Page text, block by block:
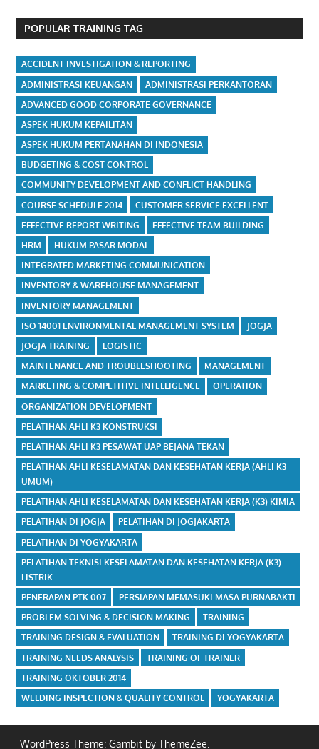
POPULAR TRAINING TAG
ACCIDENT INVESTIGATION & REPORTING
ADMINISTRASI KEUANGAN
ADMINISTRASI PERKANTORAN
ADVANCED GOOD CORPORATE GOVERNANCE
ASPEK HUKUM KEPAILITAN
ASPEK HUKUM PERTANAHAN DI INDONESIA
BUDGETING & COST CONTROL
COMMUNITY DEVELOPMENT AND CONFLICT HANDLING
COURSE SCHEDULE 2014
CUSTOMER SERVICE EXCELLENT
EFFECTIVE REPORT WRITING
EFFECTIVE TEAM BUILDING
HRM
HUKUM PASAR MODAL
INTEGRATED MARKETING COMMUNICATION
INVENTORY & WAREHOUSE MANAGEMENT
INVENTORY MANAGEMENT
ISO 14001 ENVIRONMENTAL MANAGEMENT SYSTEM
JOGJA
JOGJA TRAINING
LOGISTIC
MAINTENANCE AND TROUBLESHOOTING
MANAGEMENT
MARKETING & COMPETITIVE INTELLIGENCE
OPERATION
ORGANIZATION DEVELOPMENT
PELATIHAN AHLI K3 KONSTRUKSI
PELATIHAN AHLI K3 PESAWAT UAP BEJANA TEKAN
PELATIHAN AHLI KESELAMATAN DAN KESEHATAN KERJA (AHLI K3
UMUM)
PELATIHAN AHLI KESELAMATAN DAN KESEHATAN KERJA (K3) KIMIA
PELATIHAN DI JOGJA
PELATIHAN DI JOGJAKARTA
PELATIHAN DI YOGYAKARTA
PELATIHAN TEKNISI KESELAMATAN DAN KESEHATAN KERJA (K3)
LISTRIK
PENERAPAN PTK 007
PERSIAPAN MEMASUKI MASA PURNABAKTI
PROBLEM SOLVING & DECISION MAKING
TRAINING
TRAINING DESIGN & EVALUATION
TRAINING DI YOGYAKARTA
TRAINING NEEDS ANALYSIS
TRAINING OF TRAINER
TRAINING OKTOBER 2014
WELDING INSPECTION & QUALITY CONTROL
YOGYAKARTA
WordPress Theme: Gambit by ThemeZee.